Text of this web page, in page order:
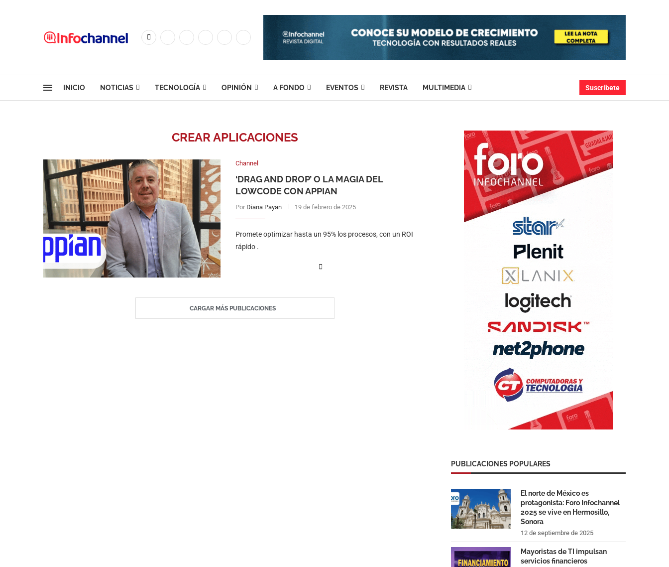
INICIO NOTICIAS TECNOLOGÍA OPINIÓN A FONDO EVENTOS REVISTA MULTIMEDIA Suscríbete
CREAR APLICACIONES
Channel
‘DRAG AND DROP’ O LA MAGIA DEL
LOWCODE CON APPIAN
Por Diana Payan 19 de febrero de 2025
Promete optimizar hasta un 95% los procesos, con un ROI
rápido .
CARGAR MÁS PUBLICACIONES
PUBLICACIONES POPULARES
El norte de México es
protagonista: Foro Infochannel
2025 se vive en Hermosillo,
Sonora
12 de septiembre de 2025
Mayoristas de TI impulsan
servicios financieros